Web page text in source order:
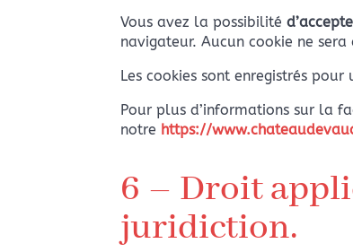
Vous avez la possibilité
navigateur. Aucun cookie ne
Les cookies sont enregistrés
Pour plus d’informations sur la
notre https://
6 – Droit
juridiction.